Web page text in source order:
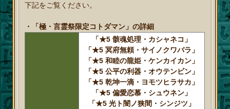
下記をご覧ください。
・「極・言霊祭限定コトダマン」の詳細
「★5 骸魂処理・カシャネコ」
「★5 冥府無頼・サイノクワバラ」
「★5 和睦の龍姫・ケンカイカン」
「★5 公平の利器・オウテンビン」
「★5 乾坤一滴・ヨモツヒラサカ」
「★5 偏愛恋慕・シュウネン」
「★5 光ト闇ノ狭間・シンジツ」